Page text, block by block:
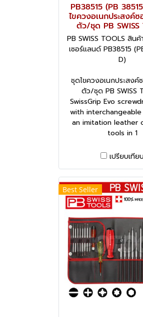
PB38515 (PB
ไขควงอเนกประสงค์
ตัว/ชุด PB SWISS
PB SWISS TOOLS สิน
เซอร์แลนด์ PB38515
D)
ชุดไขควงอเนกประสงค์
ตัว/ชุด PB SWISS
SwissGrip Evo
with
an imitation leather
tools in 1
เปรียบเทีย
Best Seller